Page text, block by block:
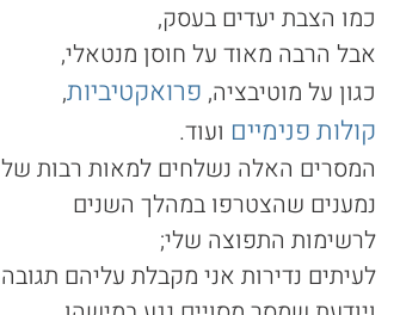
כמו הצבת יעדים בעסק,
אבל הרבה מאוד על חוסן מנטאלי,
כגון על מוטיבציה, פרואקטיביות,
קולות פנימיים ועוד.
המסרים האלה נשלחים למאות רבות של
נמענים שהצטרפו במהלך השנים
לרשימות התפוצה שלי;
לעיתים נדירות אני מקבלת עליהם תגובה